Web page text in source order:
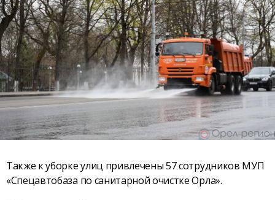
Также к уборке улиц привлечены 57 сотрудников МУП
«Спецавтобаза по санитарной очистке Орла».